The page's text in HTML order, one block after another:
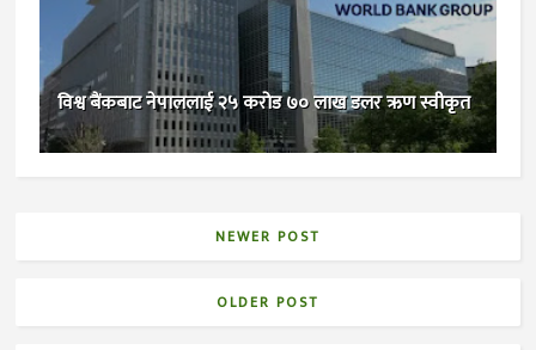
विश्व बैंकबाट नेपाललाई २५ करोड ७० लाख डलर ऋण स्वीकृत
NEWER POST
OLDER POST